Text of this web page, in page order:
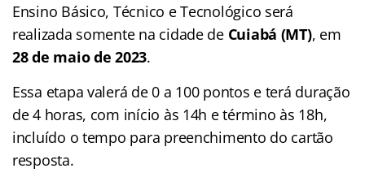
Ensino Básico, Técnico e Tecnológico será
realizada somente na cidade de Cuiabá (MT), em
28 de maio de 2023.
Essa etapa valerá de 0 a 100 pontos e terá duração
de 4 horas, com início às 14h e término às 18h,
incluído o tempo para preenchimento do cartão
resposta.